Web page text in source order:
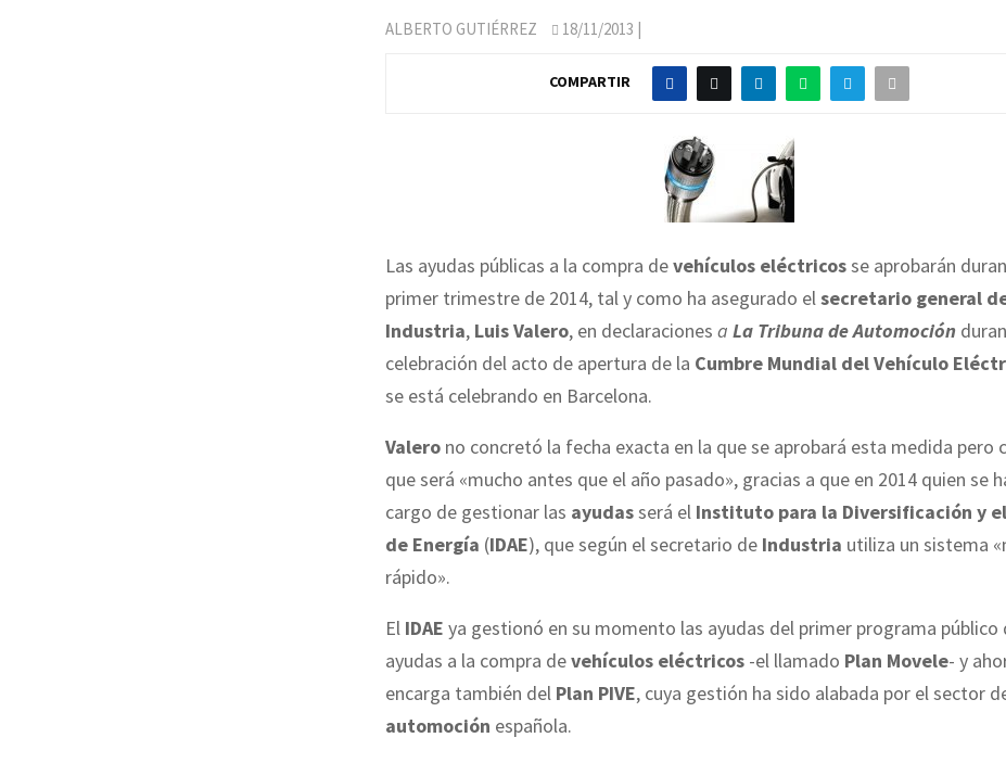
ALBERTO GUTIÉRREZ 18/11/2013 |
COMPARTIR
Las ayudas públicas a la compra devehículos eléctricosse aprobarán
primer trimestre de 2014, tal y como ha asegurado elsecretario general
Industria, Luis Valero, en declaraciones a La Tribuna de Automoción
celebración del acto de apertura de la Cumbre Mundial del Vehículo
se está celebrando en Barcelona.
Valero no concretó la fecha exacta en la que se aprobará esta medida pero
que será «mucho antes que el año pasado», gracias a que en 2014 quien se
cargo de gestionar las ayudasserá el Instituto para la Diversificación y
de Energía (IDAE), que según el secretario de Industria utiliza un sistema
rápido».
El IDAE ya gestionó en su momento las ayudas del primer programa público
ayudas a la compra devehículos eléctricos -el llamado Plan Movele- y
encarga también del Plan PIVE, cuya gestión ha sido alabada por el sector
automoción española.